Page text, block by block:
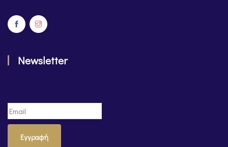
Newsletter
Εγγραφή